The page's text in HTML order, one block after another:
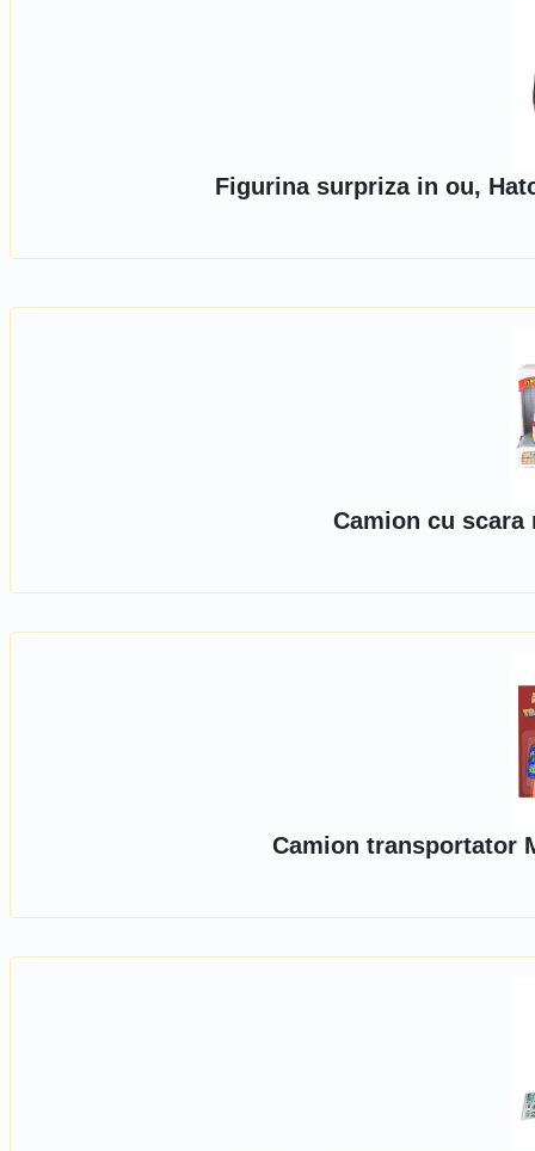
Figurina surpriza in ou,
Camion cu scara
Camion transportator